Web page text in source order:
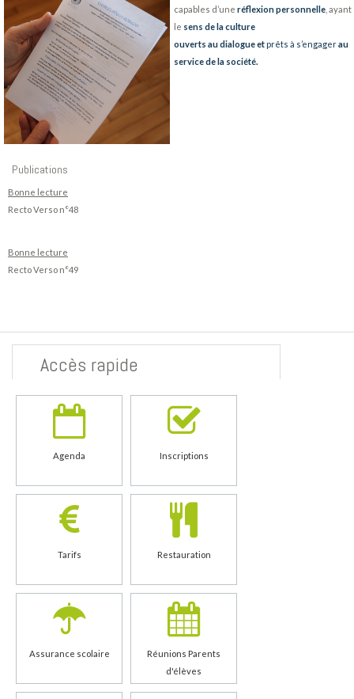
capables d’une réflexion personnelle , ayant
le sens de la culture
ouverts au dialogue etprêts à s’engagerau
service de la société.
Publications
Bonne lecture
Recto Verso n°48
Bonne lecture
Recto Verso n°49
Accès rapide
Agenda Inscriptions
Tarifs Restauration
Assurance scolaire
Réunions Parents
d'élèves